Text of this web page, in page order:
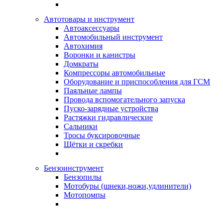
Автотовары и инструмент
Автоаксессуары
Автомобильный инструмент
Автохимия
Воронки и канистры
Домкраты
Компрессоры автомобильные
Оборудование и приспособления для ГСМ
Паяльные лампы
Провода вспомогательного запуска
Пуско-зарядные устройства
Растяжки гидравлические
Сальники
Тросы буксировочные
Щётки и скребки
Бензоинструмент
Бензопилы
Мотобуры (шнеки,ножи,удлинители)
Мотопомпы